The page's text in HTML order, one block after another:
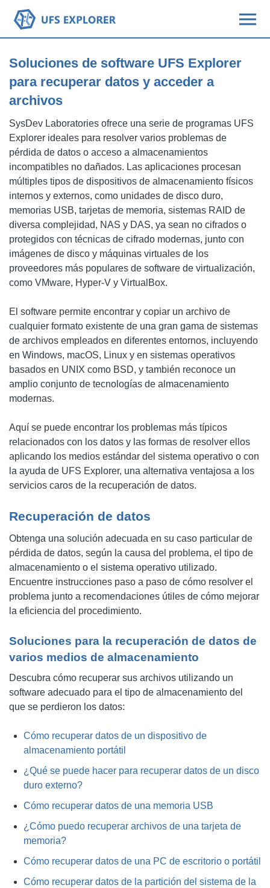
Soluciones de software UFS Explorer
para recuperar datos y acceder a
archivos
SysDev Laboratories ofrece una serie de programas UFS
Explorer ideales para resolver varios problemas de
pérdida de datos o acceso a almacenamientos
incompatibles no dañados. Las aplicaciones procesan
múltiples tipos de dispositivos de almacenamiento físicos
internos y externos, como unidades de disco duro,
memorias USB, tarjetas de memoria, sistemas RAID de
diversa complejidad, NAS y DAS, ya sean no cifrados o
protegidos con técnicas de cifrado modernas, junto con
imágenes de disco y máquinas virtuales de los
proveedores más populares de software de virtualización,
como VMware, Hyper-V y VirtualBoх.
El software permite encontrar y copiar un archivo de
cualquier formato existente de una gran gama de sistemas
de archivos empleados en diferentes entornos, incluyendo
en Windows, macOS, Linux y en sistemas operativos
basados ​​en UNIX como BSD, y también reconoce un
amplio conjunto de tecnologías de almacenamiento
modernas.
Aquí se puede encontrar los problemas más típicos
relacionados con los datos y las formas de resolver ellos
aplicando los medios estándar del sistema operativo o con
la ayuda de UFS Explorer, una alternativa ventajosa a los
servicios caros de la recuperación de datos.
Recuperación de datos
Obtenga una solución adecuada en su caso particular de
pérdida de datos, según la causa del problema, el tipo de
almacenamiento o el sistema operativo utilizado.
Encuentre instrucciones paso a paso de cómo resolver el
problema junto a recomendaciones útiles de cómo mejorar
la eficiencia del procedimiento.
Soluciones para la recuperación de datos de
varios medios de almacenamiento
Descubra cómo recuperar sus archivos utilizando un
software adecuado para el tipo de almacenamiento del
que se perdieron los datos:
Cómo recuperar datos de un dispositivo de
almacenamiento portátil
¿Qué se puede hacer para recuperar datos de un disco
duro externo?
Cómo recuperar datos de una memoria USB
¿Cómo puedo recuperar archivos de una tarjeta de
memoria?
Cómo recuperar datos de una PC de escritorio o portátil
Cómo recuperar datos de la partición del sistema de la